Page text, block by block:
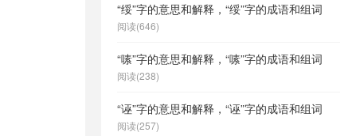
“绥”字的意思和解释，“绥”字的成语和组词
阅读(646)
“嗉”字的意思和解释，“嗉”字的成语和组词
阅读(238)
“诬”字的意思和解释，“诬”字的成语和组词
阅读(257)